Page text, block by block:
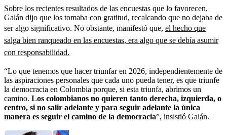
Sobre los recientes resultados de las encuestas que lo favorecen,
Galán dijo que los tomaba con gratitud, recalcando que no dejaba de
ser algo significativo. No obstante, manifestó que, el hecho que
salga bien ranqueado en las encuestas, era algo que se debía asumir
con responsabilidad.
“Lo que tenemos que hacer triunfar en 2026, independientemente de
las aspiraciones personales que cada uno pueda tener, es que triunfe
la democracia en Colombia porque, si esta triunfa, abrimos un
camino. Los colombianos no quieren tanto derecha, izquierda, o
centro, si no salir adelante y para seguir adelante la única
manera es seguir el camino de la democracia”, insistió Galán.